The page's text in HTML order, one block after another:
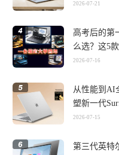
2026-07-21
高考后的第
么选？这5
位
2026-07-16
从性能到AI
塑新一代
2026-07-15
第三代英特